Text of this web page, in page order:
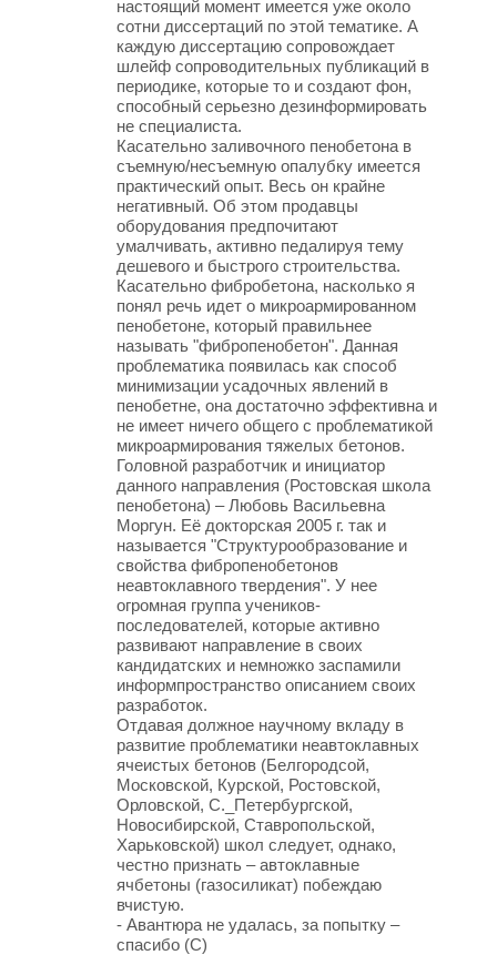
настоящий момент имеется уже около
сотни диссертаций по этой тематике. А
каждую диссертацию сопровождает
шлейф сопроводительных публикаций в
периодике, которые то и создают фон,
способный серьезно дезинформировать
не специалиста.
Касательно заливочного пенобетона в
съемную/несъемную опалубку имеется
практический опыт. Весь он крайне
негативный. Об этом продавцы
оборудования предпочитают
умалчивать, активно педалируя тему
дешевого и быстрого строительства.
Касательно фибробетона, насколько я
понял речь идет о микроармированном
пенобетоне, который правильнее
называть "фибропенобетон". Данная
проблематика появилась как способ
минимизации усадочных явлений в
пенобетне, она достаточно эффективна и
не имеет ничего общего с проблематикой
микроармирования тяжелых бетонов.
Головной разработчик и инициатор
данного направления (Ростовская школа
пенобетона) – Любовь Васильевна
Моргун. Её докторская 2005 г. так и
называется "Структурообразование и
свойства фибропенобетонов
неавтоклавного твердения". У нее
огромная группа учеников-
последователей, которые активно
развивают направление в своих
кандидатских и немножко заспамили
информпространство описанием своих
разработок.
Отдавая должное научному вкладу в
развитие проблематики неавтоклавных
ячеистых бетонов (Белгородсой,
Московской, Курской, Ростовской,
Орловской, С._Петербургской,
Новосибирской, Ставропольской,
Харьковской) школ следует, однако,
честно признать – автоклавные
ячбетоны (газосиликат) побеждаю
вчистую.
- Авантюра не удалась, за попытку –
спасибо (С)